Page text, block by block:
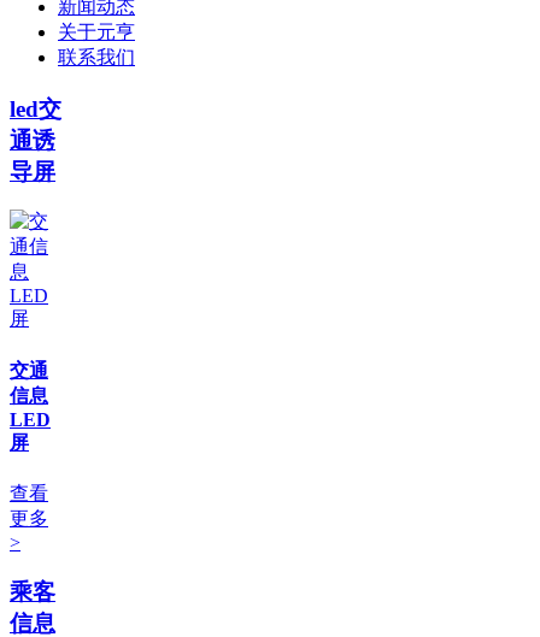
新闻动态
关于元亨
联系我们
led交
通诱
导屏
交通
信息
LED
屏
查看
更多
>
乘客
信息